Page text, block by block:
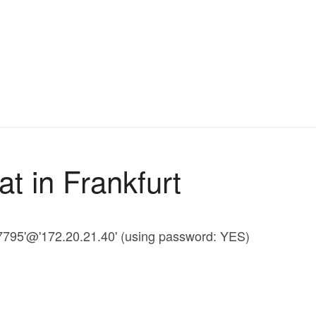
in Frankfurt
(using password: YES)